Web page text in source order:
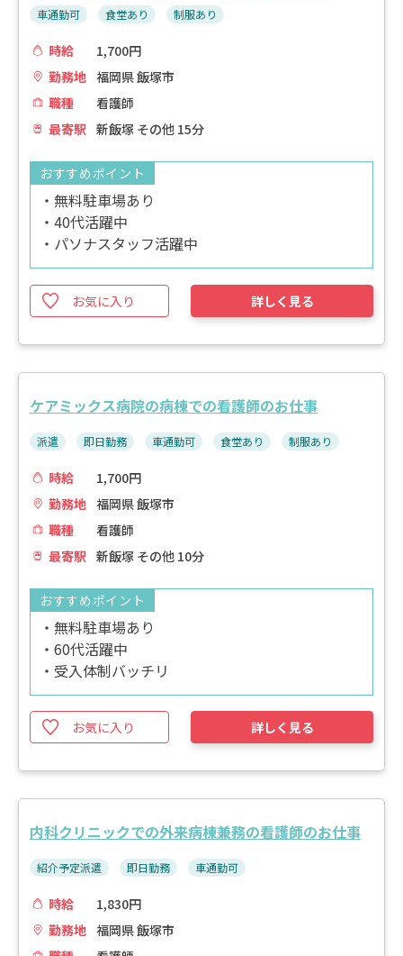
車通勤可
食堂あり 制服あり
時給
1,700円
勤務地 福岡県 飯塚市
職種
看護師
最寄駅 新飯塚 その他 15分
おすすめポイント
・無料駐車場あり
・40代活躍中
・パソナスタッフ活躍中
お気に入り 詳しく見る
ケアミックス病院の病棟での看護師のお仕事
派遣 即日勤務 車通勤可 食堂あり 制服あり
時給
1,700円
勤務地 福岡県 飯塚市
職種
看護師
最寄駅 新飯塚 その他 10分
おすすめポイント
・無料駐車場あり
・60代活躍中
・受入体制バッチリ
お気に入り 詳しく見る
内科クリニックでの外来病棟兼務の看護師のお仕事
紹介予定派遣 即日勤務 車通勤可
時給
1,830円
勤務地 福岡県 飯塚市